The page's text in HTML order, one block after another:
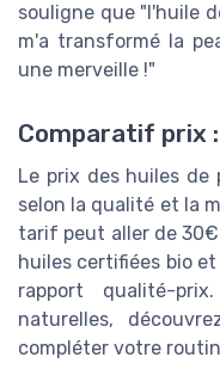
souligne que "l'huile
m'a transformé la
une merveille !"
Comparatif prix
Le prix des huiles de
selon la qualité et la
tarif peut aller de
huiles certifiées bio
rapport qualité-
naturelles,
compléter votre